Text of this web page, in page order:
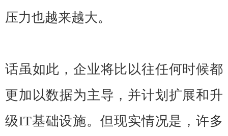
压力也越来越大。
话虽如此，企业将比以往任何时候都
更加以数据为主导，并计划扩展和升
级IT基础设施。但现实情况是，许多